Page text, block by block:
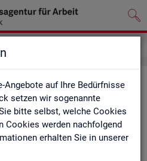
Angebote auf Ihre Bedürfnisse
setzen wir sogenannte
bitte selbst, welche Cookies
Cookies werden nachfolgend
erhalten Sie in unserer
wei­te­rer Sta­tis­tik­an­ge­bo­te an­